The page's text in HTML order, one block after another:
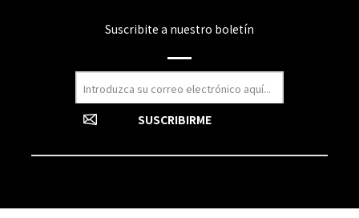
Suscribite a nuestro boletín